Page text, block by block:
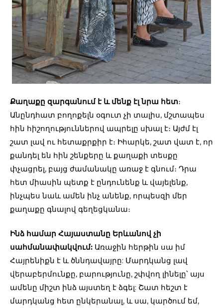
Քաղաքը զարգանում է և մենք էլ նրա հետ։
Անընդհատ բողոքելն օգուտ չի տալիս, մշտապես
հին հիշողություններով ապրելը սխալ է։ Այժմ էլ
շատ լավ ու հետաքրքիր է։ Իհարկե, շատ վատ է, որ
քանդել են հին շենքերը և քաղաքի տեսքը
փչացրել, բայց ժամանակը առաջ է գնում։ Դրա
հետ միասին պետք է ընդունենք և վայելենք,
ինչպես նաև ամեն ինչ անենք, որպեսզի մեր
քաղաքը գնալով գեղեցկանա։
Ինձ համար Հայաստանը Երևանով չի
սահմանափակվում: Առաջին հերթին սա իմ
Հայրենիքն է և ծննդավայրը: Մարդկանց լավ
վերաբերմունքը, բարությունը, շփվող լինելը՝ այս
ամենը միշտ ինձ այստեղ է ձգել: Շատ հեշտ է
մարդկանց հետ ընկերանալ, և սա, կարծում եմ,